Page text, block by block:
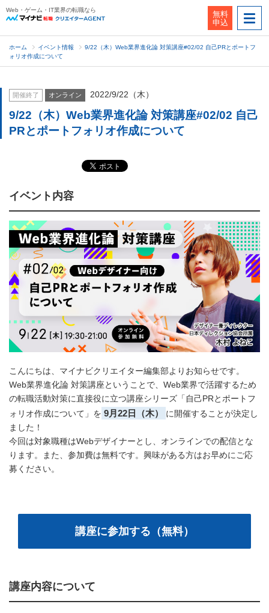
Web・ゲーム・IT業界の転職なら
無料
申込
ホーム イベント情報
9/22（木）Web業界進化論 対策講座#02/02 自己PRとポートフ
ォリオ作成について
開催終了 オンライン 2022/9/22（木）
9/22（木）Web業界進化論 対策講座#02/02 自己
PRとポートフォリオ作成について
イベント内容
こんにちは、マイナビクリエイター編集部よりお知らせです。
Web業界進化論 対策講座ということで、Web業界で活躍するため
の転職活動対策に直接役に立つ講座シリーズ「自己PRとポートフ
ォリオ作成について」を 9月22日（木）
に開催することが決定し
ました！
今回は対象職種はWebデザイナーとし、オンラインでの配信とな
ります。また、参加費は無料です。興味がある方はお早めにご応
募ください。
講座に参加する（無料）
講座内容について